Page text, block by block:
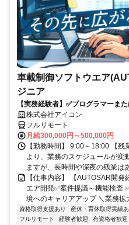
車載制御ソフトウエア
ジニア
【実務経験者】✅プログラマーま
言語の開発経験✅車載組込ソフト
計経験
株式会社アイコン
フルリモート
月給300,000円～500,000円
【勤務時間】 9:00～18:00 【
より、業務のスケジュールが変
ますが、長時間や深夜の残業は
【仕事内容】 【AUTOSAR開
エア開発✅案件提議～機能検査
境へのキャリアアップ ＼業務
資格取得支援あり 産休・育休取得実績あ
フルリモート
経験者歓迎 有資格者歓迎